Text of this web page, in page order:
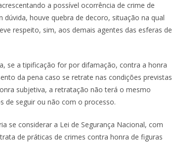
a possível ocorrência de crime de
houve quebra de decoro, situação na qual
respeito, sim, aos demais agentes das esferas de
se a tipificação for por difamação, contra a honra
da pena caso se retrate nas condições previstas
subjetiva, a retratação não terá o mesmo
de seguir ou não com o processo.
se considerar a Lei de Segurança Nacional, com
de práticas de crimes contra honra de figuras